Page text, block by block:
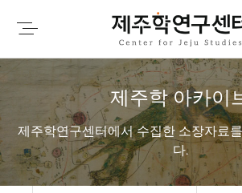
제주학 아카이
제주학연구센터에서 수집한 소장자료
다.